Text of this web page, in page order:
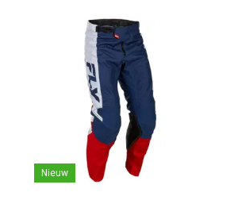
Nieuw